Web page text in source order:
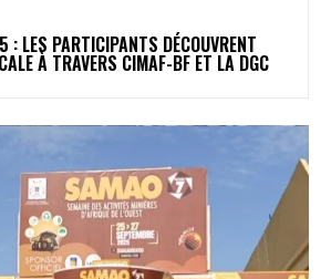
LES PARTICIPANTS DÉCOUVRENT
À TRAVERS CIMAF-BF ET LA DGC